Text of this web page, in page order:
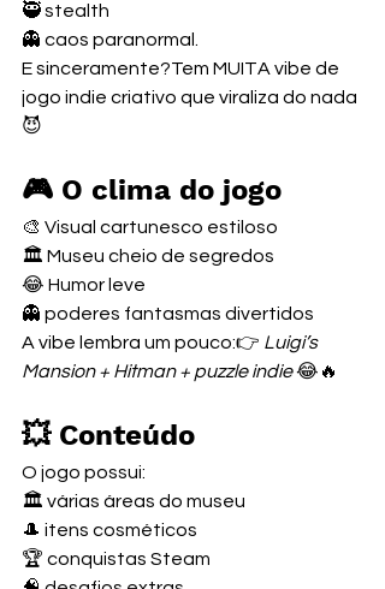
🥷 stealth
👻 caos paranormal.
E sinceramente?Tem MUITA vibe de
jogo indie criativo que viraliza do nada
😈
🎮 O clima do jogo
🎨 Visual cartunesco estiloso
🏛️ Museu cheio de segredos
😂 Humor leve
👻 poderes fantasmas divertidos
A vibe lembra um pouco:👉 Luigi’s
Mansion + Hitman + puzzle indie 😂🔥
💥 Conteúdo
O jogo possui:
🏛️ várias áreas do museu
🎩 itens cosméticos
🏆 conquistas Steam